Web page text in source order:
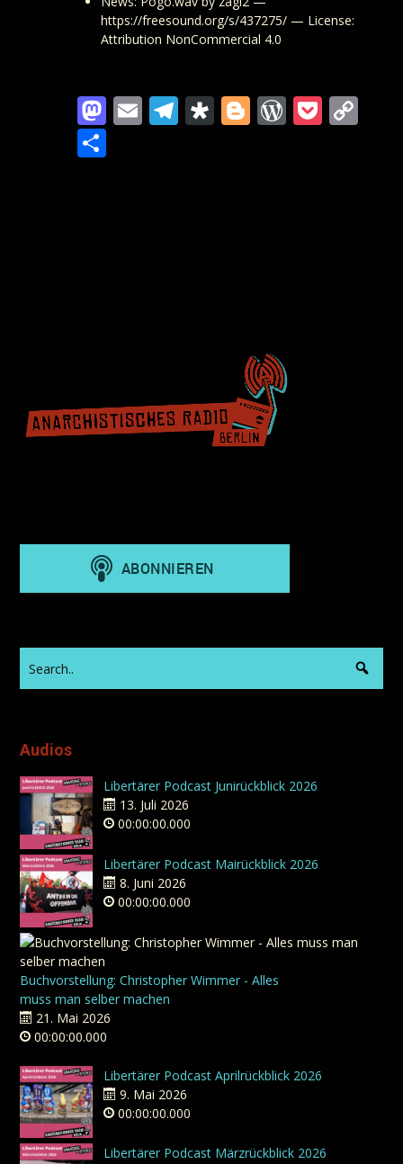
https://freesound.org/s/437275/ — License:
Attribution NonCommercial 4.0
Mastodon
EmailTelegram
Diaspora
Blogger
Audios
Libertärer Podcast Junirückblick 2026
13. Juli 2026
00:00:00.000
Libertärer Podcast Mairückblick 2026
8. Juni 2026
00:00:00.000
Buchvorstellung: Christopher Wimmer - Alles
muss man selber machen
21. Mai 2026
00:00:00.000
Libertärer Podcast Aprilrückblick 2026
9. Mai 2026
00:00:00.000
Libertärer Podcast Märzrückblick 2026